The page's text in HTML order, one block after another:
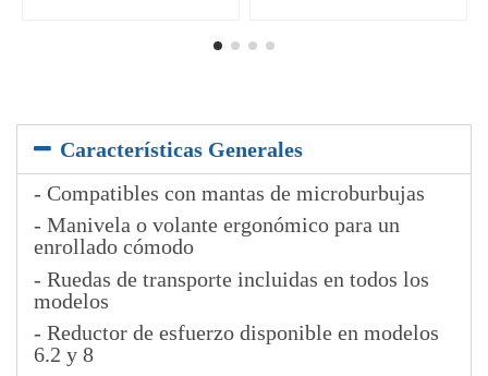
Características Generales
- Compatibles con mantas de microburbujas
- Manivela o volante ergonómico para un
enrollado cómodo
- Ruedas de transporte incluidas en todos los
modelos
- Reductor de esfuerzo disponible en modelos
6.2 y 8